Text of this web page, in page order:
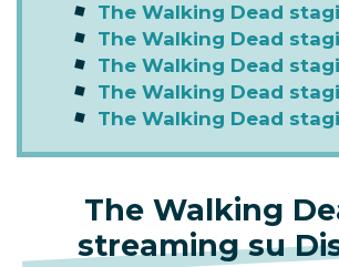
The Walking Dead
The Walking Dead
The Walking Dead
The Walking Dead
The Walking Dead
The Walking
streaming su